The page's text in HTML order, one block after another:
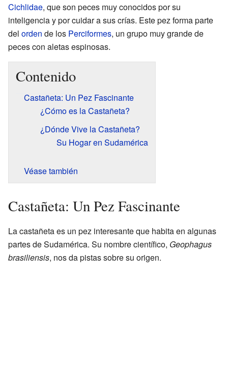
Cichlidae, que son peces muy conocidos por su
inteligencia y por cuidar a sus crías. Este pez forma parte
del orden de los Perciformes, un grupo muy grande de
peces con aletas espinosas.
Contenido
Castañeta: Un Pez Fascinante
¿Cómo es la Castañeta?
¿Dónde Vive la Castañeta?
Su Hogar en Sudamérica
Véase también
Castañeta: Un Pez Fascinante
La castañeta es un pez interesante que habita en algunas
partes de Sudamérica. Su nombre científico, Geophagus
brasiliensis, nos da pistas sobre su origen.